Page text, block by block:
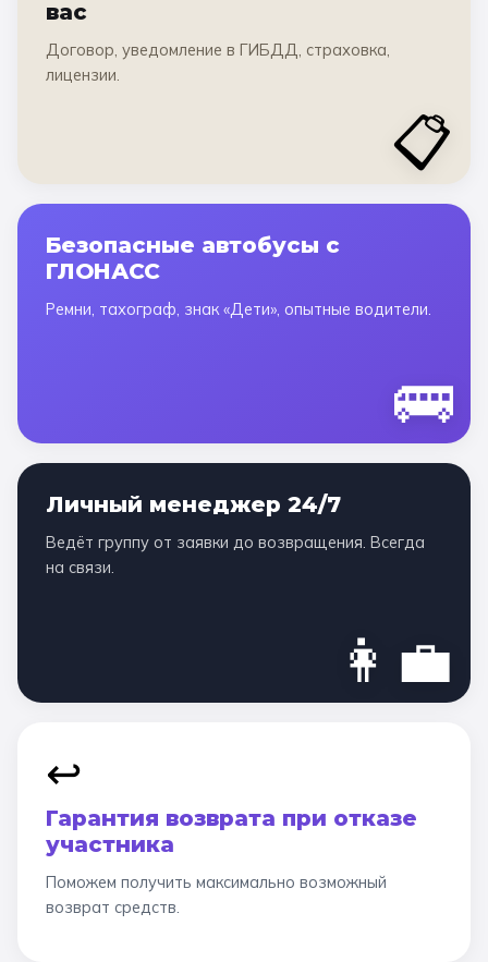
вас
Договор, уведомление в ГИБДД, страховка,
лицензии.
📋
Безопасные автобусы с
ГЛОНАСС
Ремни, тахограф, знак «Дети», опытные водители.
🚌
Личный менеджер 24/7
Ведёт группу от заявки до возвращения. Всегда
на связи.
👩‍💼
↩️
Гарантия возврата при отказе
участника
Поможем получить максимально возможный
возврат средств.